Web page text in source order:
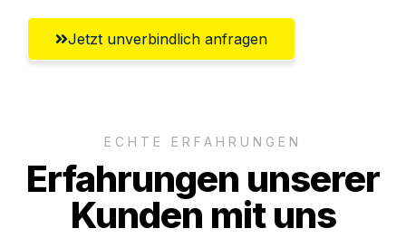
Jetzt unverbindlich anfragen
ECHTE ERFAHRUNGEN
Erfahrungen unserer
Kunden mit uns